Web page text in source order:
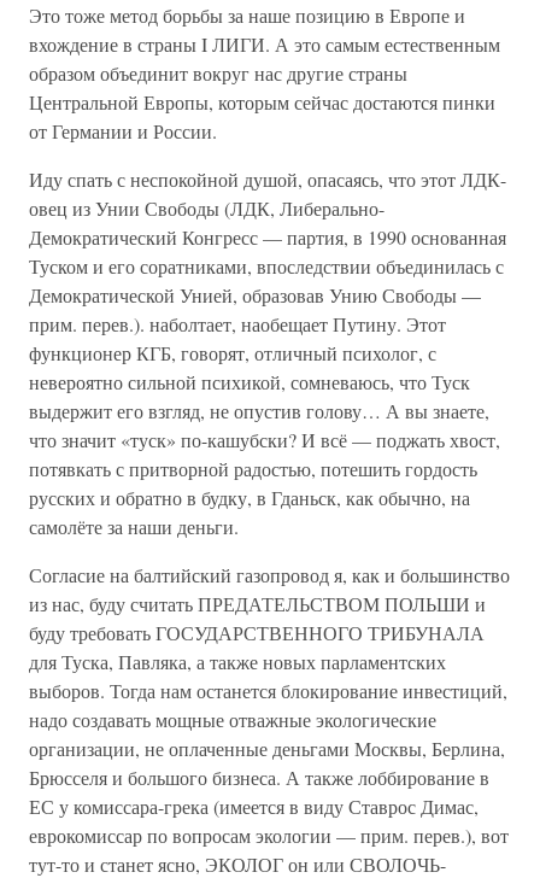
Это тоже метод борьбы за наше позицию в Европе и
вхождение в страны I ЛИГИ. А это самым естественным
образом объединит вокруг нас другие страны
Центральной Европы, которым сейчас достаются пинки
от Германии и России.
Иду спать с неспокойной душой, опасаясь, что этот ЛДК-
овец из Унии Свободы (ЛДК, Либерально-
Демократический Конгресс — партия, в 1990 основанная
Туском и его соратниками, впоследствии объединилась с
Демократической Унией, образовав Унию Свободы —
прим. перев.). наболтает, наобещает Путину. Этот
функционер КГБ, говорят, отличный психолог, с
невероятно сильной психикой, сомневаюсь, что Туск
выдержит его взгляд, не опустив голову… А вы знаете,
что значит «туск» по-кашубски? И всё — поджать хвост,
потявкать с притворной радостью, потешить гордость
русских и обратно в будку, в Гданьск, как обычно, на
самолёте за наши деньги.
Согласие на балтийский газопровод я, как и большинство
из нас, буду считать ПРЕДАТЕЛЬСТВОМ ПОЛЬШИ и
буду требовать ГОСУДАРСТВЕННОГО ТРИБУНАЛА
для Туска, Павляка, а также новых парламентских
выборов. Тогда нам останется блокирование инвестиций,
надо создавать мощные отважные экологические
организации, не оплаченные деньгами Москвы, Берлина,
Брюсселя и большого бизнеса. А также лоббирование в
ЕС у комиссара-грека (имеется в виду Ставрос Димас,
еврокомиссар по вопросам экологии — прим. перев.), вот
тут-то и станет ясно, ЭКОЛОГ он или СВОЛОЧЬ-